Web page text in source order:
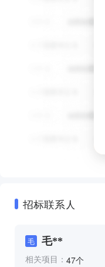
招标联系人
毛 毛**
相关项目： 47个